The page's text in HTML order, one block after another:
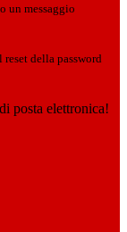
un messaggio
della password
posta elettronica!